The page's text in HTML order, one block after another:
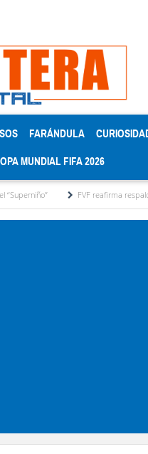
FARÁNDULA
MUNDIAL FIFA 2026
FVF reafirma respaldo a Gianni Infantino